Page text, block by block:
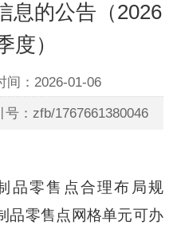
息的公告（2026
度）
间：2026-01-06
：zfb/1767661380046
品零售点合理布局规
品零售点网格单元可办